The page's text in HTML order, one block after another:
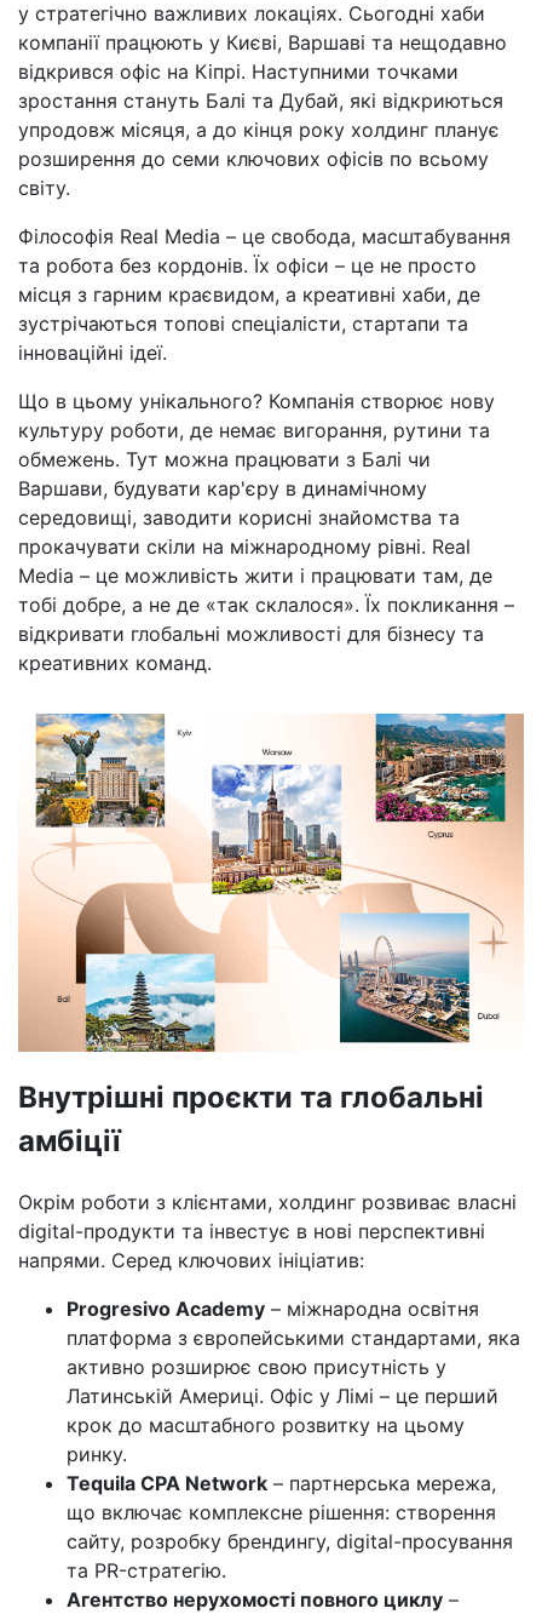
у стратегічно важливих локаціях. Сьогодні хаби
компанії працюють у Києві, Варшаві та нещодавно
відкрився офіс на Кіпрі. Наступними точками
зростання стануть Балі та Дубай, які відкриються
упродовж місяця, а до кінця року холдинг планує
розширення до семи ключових офісів по всьому
світу.
Філософія Real Media – це свобода, масштабування
та робота без кордонів. Їх офіси – це не просто
місця з гарним краєвидом, а креативні хаби, де
зустрічаються топові спеціалісти, стартапи та
інноваційні ідеї.
Що в цьому унікального? Компанія створює нову
культуру роботи, де немає вигорання, рутини та
обмежень. Тут можна працювати з Балі чи
Варшави, будувати кар'єру в динамічному
середовищі, заводити корисні знайомства та
прокачувати скіли на міжнародному рівні. Real
Media – це можливість жити і працювати там, де
тобі добре, а не де «так склалося». Їх покликання –
відкривати глобальні можливості для бізнесу та
креативних команд.
Внутрішні проєкти та глобальні
амбіції
Окрім роботи з клієнтами, холдинг розвиває власні
digital-продукти та інвестує в нові перспективні
напрями. Серед ключових ініціатив:
Progresivo Academy – міжнародна освітня
платформа з європейськими стандартами, яка
активно розширює свою присутність у
Латинській Америці. Офіс у Лімі – це перший
крок до масштабного розвитку на цьому
ринку.
Tequila CPA Network – партнерська мережа,
що включає комплексне рішення: створення
сайту, розробку брендингу, digital-просування
та PR-стратегію.
Агентство нерухомості повного циклу –